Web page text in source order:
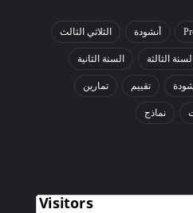
أنشودة الثلاثي الثالث
السنة الثالثة السنة الثانية
تقييم تمارين
نماذج